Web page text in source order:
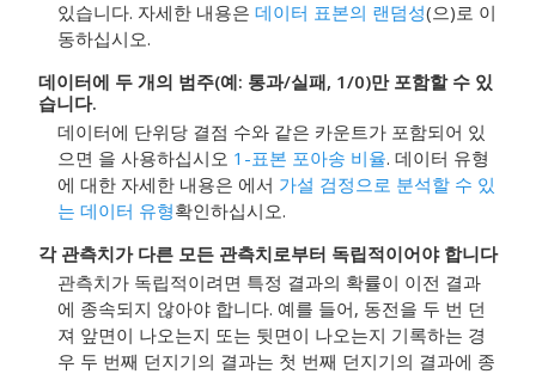
있습니다. 자세한 내용은 데이터 표본의 랜덤성(으)로 이
동하십시오.
데이터에 두 개의 범주(예: 통과/실패, 1/0)만 포함할 수 있
습니다.
데이터에 단위당 결점 수와 같은 카운트가 포함되어 있
으면 을 사용하십시오 1-표본 포아송 비율. 데이터 유형
에 대한 자세한 내용은 에서 가설 검정으로 분석할 수 있
는 데이터 유형확인하십시오.
각 관측치가 다른 모든 관측치로부터 독립적이어야 합니다
관측치가 독립적이려면 특정 결과의 확률이 이전 결과
에 종속되지 않아야 합니다. 예를 들어, 동전을 두 번 던
져 앞면이 나오는지 또는 뒷면이 나오는지 기록하는 경
우 두 번째 던지기의 결과는 첫 번째 던지기의 결과에 종